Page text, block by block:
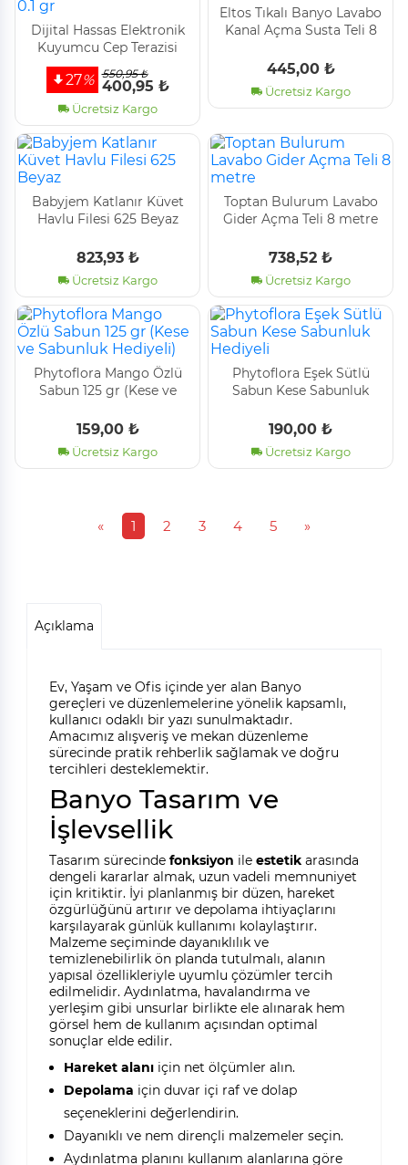
Dijital Hassas Elektronik
Kuyumcu Cep Terazisi
Tartı 500 gr / 0.1 gr
27% 550,95 ₺
400,95 ₺
Ücretsiz Kargo
Eltos Tıkalı Banyo Lavabo
Kanal Açma Susta Teli̇ 8
445,00 ₺
Ücretsiz Kargo
Babyjem Katlanır Küvet
Havlu Fi̇lesi̇ 625 Beyaz
823,93 ₺
Ücretsiz Kargo
Toptan Bulurum Lavabo
Gider Açma Teli 8 metre
738,52 ₺
Ücretsiz Kargo
Phytoflora Mango Özlü
Sabun 125 gr (Kese ve
159,00 ₺
Ücretsiz Kargo
Phytoflora Eşek Sütlü
Sabun Kese Sabunluk
190,00 ₺
Ücretsiz Kargo
« 1 2 3 4 5 »
Açıklama
Ev, Yaşam ve Ofis içinde yer alan Banyo
gereçleri ve düzenlemelerine yönelik kapsamlı,
kullanıcı odaklı bir yazı sunulmaktadır.
Amacımız alışveriş ve mekan düzenleme
sürecinde pratik rehberlik sağlamak ve doğru
tercihleri desteklemektir.
Banyo Tasarım ve
İşlevsellik
Tasarım sürecinde fonksiyon ile estetikarasında
dengeli kararlar almak, uzun vadeli memnuniyet
için kritiktir. İyi planlanmış bir düzen, hareket
özgürlüğünü artırır ve depolama ihtiyaçlarını
karşılayarak günlük kullanımı kolaylaştırır.
Malzeme seçiminde dayanıklılık ve
temizlenebilirlik ön planda tutulmalı, alanın
yapısal özellikleriyle uyumlu çözümler tercih
edilmelidir. Aydınlatma, havalandırma ve
yerleşim gibi unsurlar birlikte ele alınarak hem
görsel hem de kullanım açısından optimal
sonuçlar elde edilir.
Hareket alanıiçin net ölçümler alın.
Depolama için duvar içi raf ve dolap
seçeneklerini değerlendirin.
Dayanıklı ve nem dirençli malzemeler seçin.
Aydınlatma planını kullanım alanlarına göre